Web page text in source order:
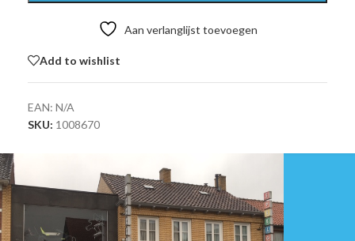
Aan verlanglijst toevoegen
Add to wishlist
EAN: N/A
SKU: 1008670